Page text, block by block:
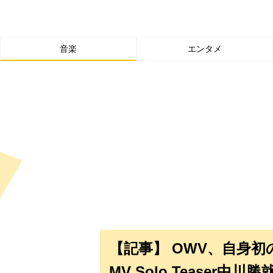
音楽 エンタメ
【記事】 OWV、自身